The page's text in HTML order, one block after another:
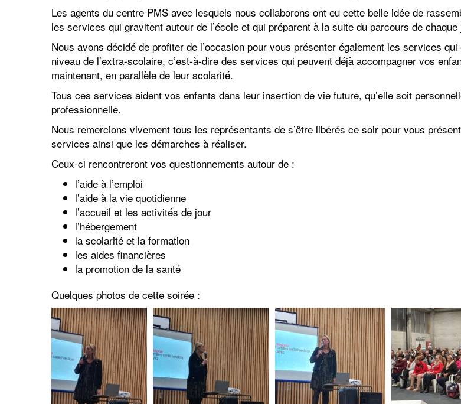
Les agents du centre PMS avec lesquels nous collaborons ont eu cette belle idée de
les services qui gravitent autour de l’école et qui préparent à la suite du parcours de chaque
Nous avons décidé de profiter de l’occasion pour vous présenter également les services
niveau de l’extra-scolaire, c’est-à-dire des services qui peuvent déjà accompagner vos
maintenant, en parallèle de leur scolarité.
Tous ces services aident vos enfants dans leur insertion de vie future, qu’elle soit
professionnelle.
Nous remercions vivement tous les représentants de s’être libérés ce soir pour vous
services ainsi que les démarches à réaliser.
Ceux-ci rencontreront vos questionnements autour de :
l’aide à l’emploi
l’aide à la vie quotidienne
l’accueil et les activités de jour
l’hébergement
la scolarité et la formation
les aides financières
la promotion de la santé
Quelques photos de cette soirée :